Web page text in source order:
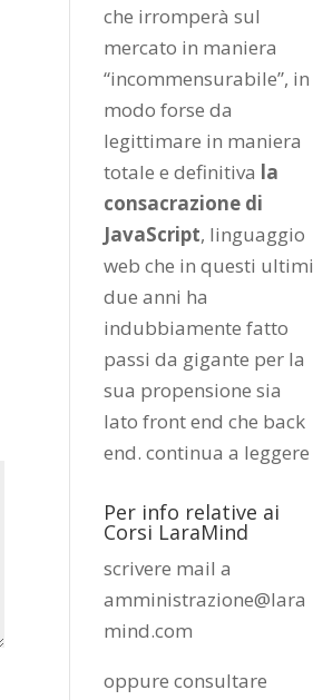
che irromperà sul
mercato in maniera
“incommensurabile”, in
modo forse da
legittimare in maniera
totale e definitiva la
consacrazione di
JavaScript, linguaggio
web che in questi ultimi
due anni ha
indubbiamente fatto
passi da gigante per la
sua propensione sia
lato front end che back
end.continua a leggere
Per info relative ai
Corsi LaraMind
scrivere mail a
amministrazione@lara
mind.com
oppure consultare